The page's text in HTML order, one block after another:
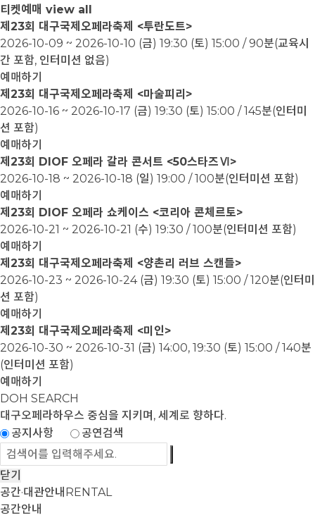
티켓예매 view all
제23회 대구국제오페라축제 <투란도트>
2026-10-09 ~ 2026-10-10 (금) 19:30 (토) 15:00 / 90분(교육시
간 포함, 인터미션 없음)
예매하기
제23회 대구국제오페라축제 <마술피리>
2026-10-16 ~ 2026-10-17 (금) 19:30 (토) 15:00 / 145분(인터미
션 포함)
예매하기
제23회 DIOF 오페라 갈라 콘서트 <50스타즈Ⅵ>
2026-10-18 ~ 2026-10-18 (일) 19:00 / 100분(인터미션 포함)
예매하기
제23회 DIOF 오페라 쇼케이스 <코리아 콘체르토>
2026-10-21 ~ 2026-10-21 (수) 19:30 / 100분(인터미션 포함)
예매하기
제23회 대구국제오페라축제 <양촌리 러브 스캔들>
2026-10-23 ~ 2026-10-24 (금) 19:30 (토) 15:00 / 120분(인터미
션 포함)
예매하기
제23회 대구국제오페라축제 <미인>
2026-10-30 ~ 2026-10-31 (금) 14:00, 19:30 (토) 15:00 / 140분
(인터미션 포함)
예매하기
DOH SEARCH
대구오페라하우스 중심을 지키며, 세계로 향하다.
공지사항
공연검색
닫기
공간·대관안내 RENTAL
공간안내